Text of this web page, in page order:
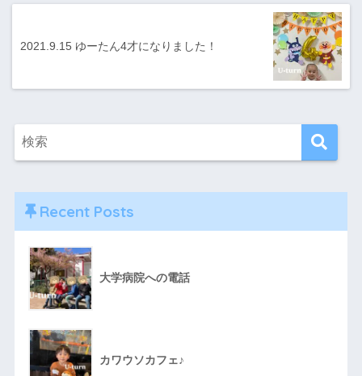
2021.9.15 ゆーたん4才になりました！
Recent Posts
大学病院への電話
カワウソカフェ♪